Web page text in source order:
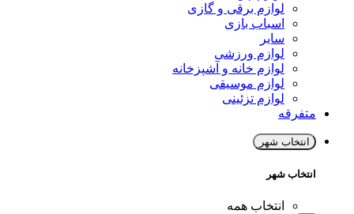
لوازم برقی و گازی
اسباب بازی
سایر
لوازم ورزشی
لوازم خانه و آشپزخانه
لوازم موسیقی
لوازم تزئینی
متفرقه
انتخاب شهر
انتخاب شهر
انتخاب همه